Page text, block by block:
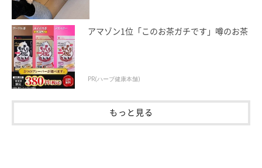
なんだかそう考えると爪とぎも愛らしく感じますが、やはり好き
勝手に部屋のなかをガリガリひっかかれては困ります。次章で
は、そんな困った爪とぎの対策をご紹介します。
アマゾン1位「このお茶ガチです」噂のお茶
PR(ハーブ健康本舗)
もっと見る